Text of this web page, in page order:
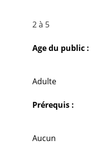
2 à 5
Age du public :
Adulte
Prérequis :
Aucun